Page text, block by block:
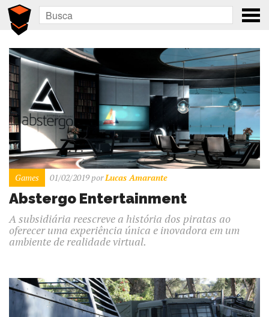
Games 01/02/2019por Lucas Amarante
Abstergo Entertainment
A subsidiária reescreve a história dos piratas ao
oferecer uma experiência única e inovadora em um
ambiente de realidade virtual.